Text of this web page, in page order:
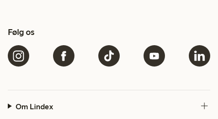
Følg os
Om Lindex